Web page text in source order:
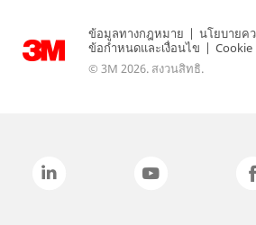
ข้อมูลทางกฎหมาย | นโยบายค
ข้อกำหนดและเงื่อนไข | Cookie
© 3M 2026. สงวนสิทธิ.